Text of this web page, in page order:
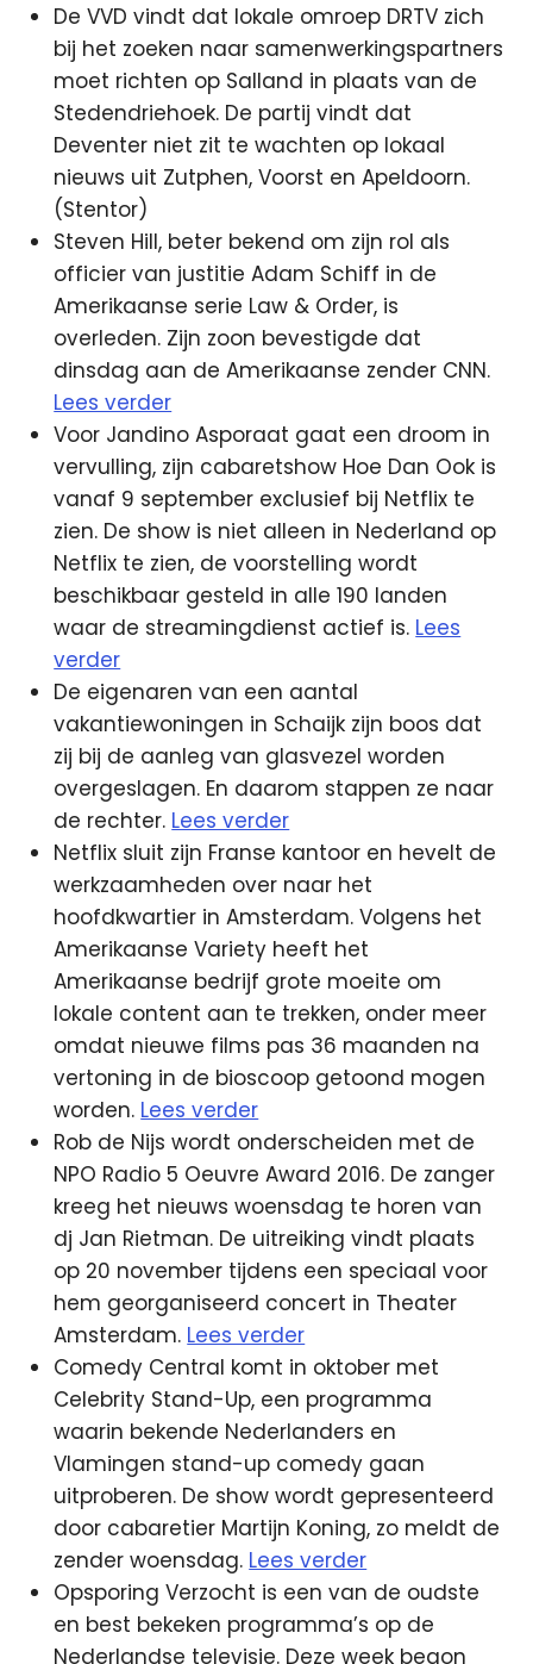
De VVD vindt dat lokale omroep DRTV zich
bij het zoeken naar samenwerkingspartners
moet richten op Salland in plaats van de
Stedendriehoek. De partij vindt dat
Deventer niet zit te wachten op lokaal
nieuws uit Zutphen, Voorst en Apeldoorn.
(Stentor)
Steven Hill, beter bekend om zijn rol als
officier van justitie Adam Schiff in de
Amerikaanse serie Law & Order, is
overleden. Zijn zoon bevestigde dat
dinsdag aan de Amerikaanse zender CNN.
Lees verder
Voor Jandino Asporaat gaat een droom in
vervulling, zijn cabaretshow Hoe Dan Ook is
vanaf 9 september exclusief bij Netflix te
zien. De show is niet alleen in Nederland op
Netflix te zien, de voorstelling wordt
beschikbaar gesteld in alle 190 landen
waar de streamingdienst actief is. Lees
verder
De eigenaren van een aantal
vakantiewoningen in Schaijk zijn boos dat
zij bij de aanleg van glasvezel worden
overgeslagen. En daarom stappen ze naar
de rechter. Lees verder
Netflix sluit zijn Franse kantoor en hevelt de
werkzaamheden over naar het
hoofdkwartier in Amsterdam. Volgens het
Amerikaanse Variety heeft het
Amerikaanse bedrijf grote moeite om
lokale content aan te trekken, onder meer
omdat nieuwe films pas 36 maanden na
vertoning in de bioscoop getoond mogen
worden. Lees verder
Rob de Nijs wordt onderscheiden met de
NPO Radio 5 Oeuvre Award 2016. De zanger
kreeg het nieuws woensdag te horen van
dj Jan Rietman. De uitreiking vindt plaats
op 20 november tijdens een speciaal voor
hem georganiseerd concert in Theater
Amsterdam. Lees verder
Comedy Central komt in oktober met
Celebrity Stand-Up, een programma
waarin bekende Nederlanders en
Vlamingen stand-up comedy gaan
uitproberen. De show wordt gepresenteerd
door cabaretier Martijn Koning, zo meldt de
zender woensdag. Lees verder
Opsporing Verzocht is een van de oudste
en best bekeken programma’s op de
Nederlandse televisie. Deze week begon